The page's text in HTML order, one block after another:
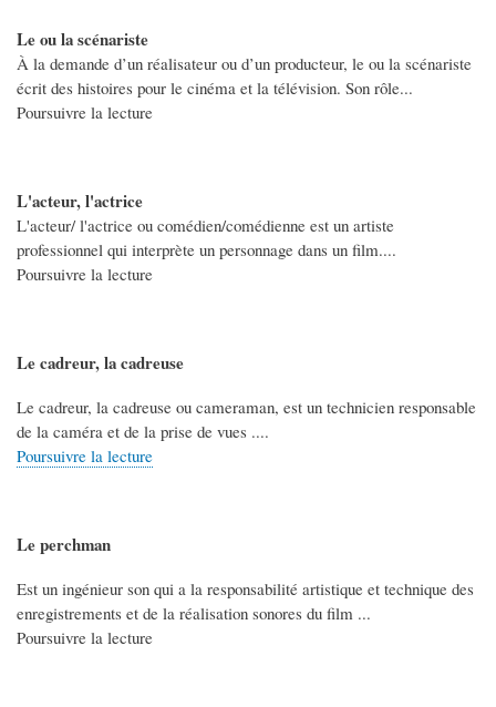
Le ou la scénariste
À la demande d’un réalisateur ou d’un producteur, le ou la scénariste
écrit des histoires pour le cinéma et la télévision. Son rôle...
Poursuivre la lecture
L'acteur, l'actrice
L'acteur/ l'actrice ou comédien/comédienne est un artiste
professionnel qui interprète un personnage dans un film....
Poursuivre la lecture
Le cadreur, la cadreuse
Le cadreur, la cadreuse ou cameraman, est un technicien responsable
de la caméra et de la prise de vues ....
Poursuivre la lecture
Le perchman
Est un ingénieur son qui a la responsabilité artistique et technique des
enregistrements et de la réalisation sonores du film ...
Poursuivre la lecture